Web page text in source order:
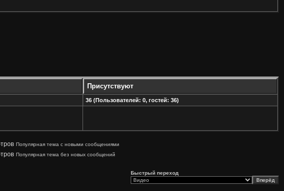
Присутствуют
36 (Пользователей: 0, гостей: 36)
Популярная тема с новыми сообщениями
Популярная тема без новых сообщений
Быстрый переход